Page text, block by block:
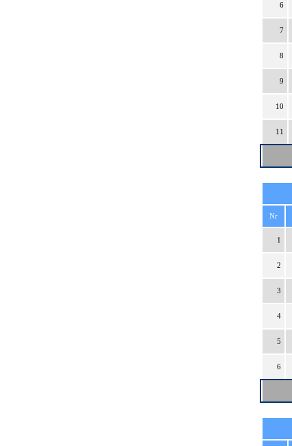
6
7
8
9
10
11
Nr
1
2
3
4
5
6